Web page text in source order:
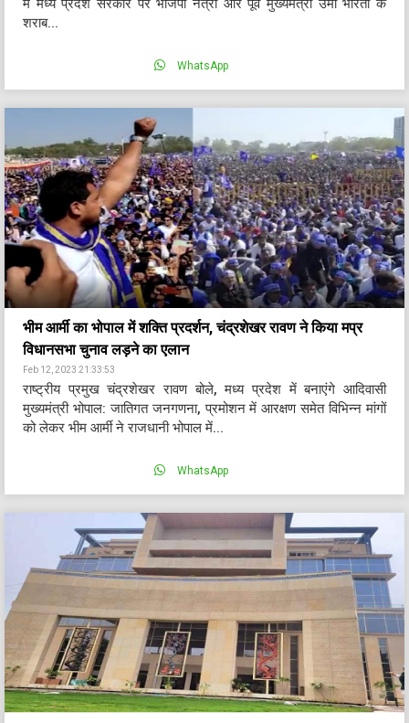
में मध्य प्रदेश सरकार पर भाजपा नेत्री और पूर्व मुख्यमंत्री उमा भारती के
शराब...
WhatsApp
भीम आर्मी का भोपाल में शक्ति प्रदर्शन, चंद्रशेखर रावण ने किया मप्र
विधानसभा चुनाव लड़ने का एलान
Feb 12, 2023 21:33:53
राष्ट्रीय प्रमुख चंद्रशेखर रावण बोले, मध्य प्रदेश में बनाएंगे आदिवासी
मुख्यमंत्री भोपाल: जातिगत जनगणना, प्रमोशन में आरक्षण समेत विभिन्न मांगों
को लेकर भीम आर्मी ने राजधानी भोपाल में...
WhatsApp